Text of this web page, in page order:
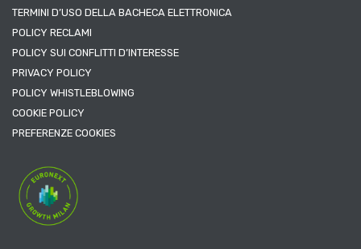
TERMINI D’USO DELLA BACHECA ELETTRONICA
POLICY RECLAMI
POLICY SUI CONFLITTI D’INTERESSE
PRIVACY POLICY
POLICY WHISTLEBLOWING
COOKIE POLICY
PREFERENZE COOKIES